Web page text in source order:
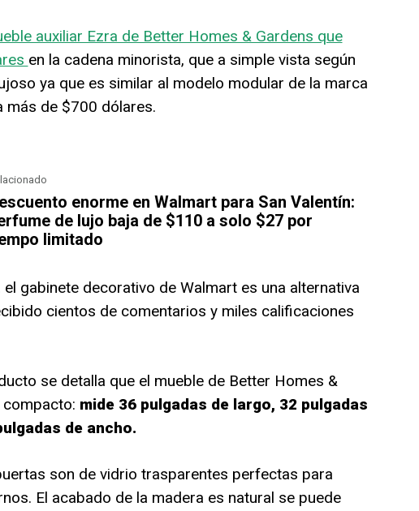
auxiliar Ezra de Better Homes & Gardens que
en la cadena minorista, que a simple vista según
ya que es similar al modelo modular de la marca
más de $700 dólares.
enorme en Walmart para San Valentín:
de lujo baja de $110 a solo $27 por
limitado
gabinete decorativo de Walmart es una alternativa
cientos de comentarios y miles calificaciones
se detalla que el mueble de Better Homes &
compacto: mide 36 pulgadas de largo, 32 pulgadas
de ancho.
son de vidrio trasparentes perfectas para
El acabado de la madera es natural se puede